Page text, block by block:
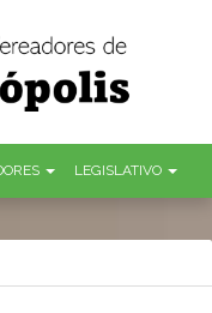
LEGISLATIVO